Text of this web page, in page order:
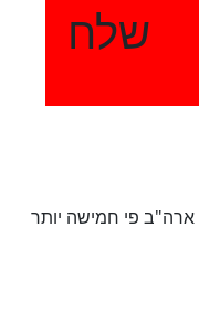
שלח
פי חמישה יותר